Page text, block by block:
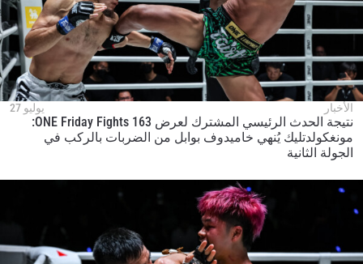
الأخبار يوليو 27
نتيجة الحدث الرئيسي المشترك لعرض ONE Friday Fights 163:
مونغكولدتليك يُنهي خاميدوف بوابل من الضربات بالركب في
الجولة الثانية